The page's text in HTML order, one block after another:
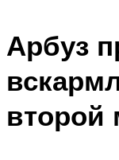
Арбуз
второй